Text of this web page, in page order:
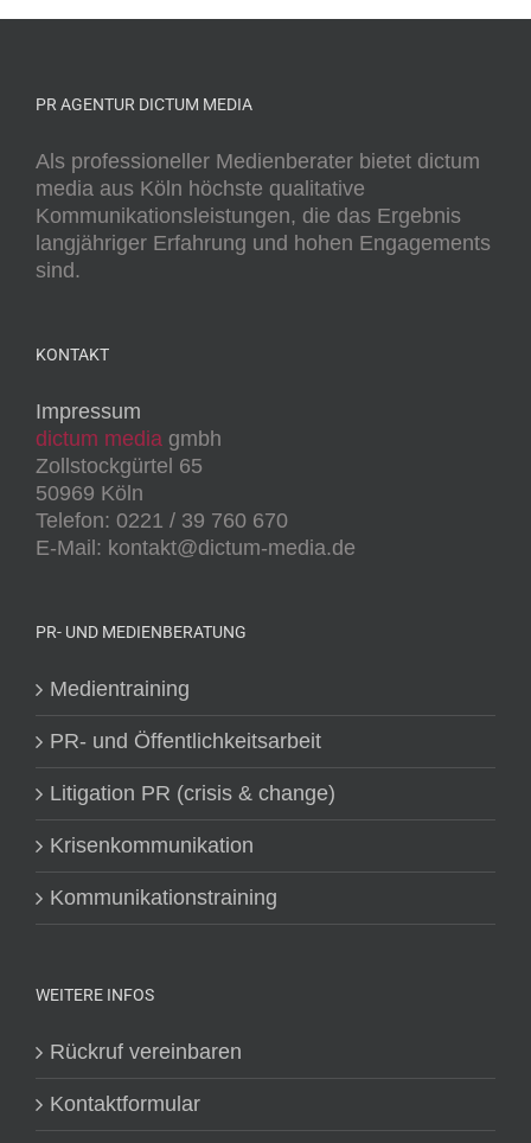
PR AGENTUR DICTUM MEDIA
Als professioneller Medienberater bietet dictum
media aus Köln höchste qualitative
Kommunikationsleistungen, die das Ergebnis
langjähriger Erfahrung und hohen Engagements
sind.
KONTAKT
Impressum
dictum media gmbh
Zollstockgürtel 65
50969 Köln
Telefon: 0221 / 39 760 670
E-Mail: kontakt@dictum-media.de
PR- UND MEDIENBERATUNG
Medientraining
PR- und Öffentlichkeitsarbeit
Litigation PR (crisis & change)
Krisenkommunikation
Kommunikationstraining
WEITERE INFOS
Rückruf vereinbaren
Kontaktformular